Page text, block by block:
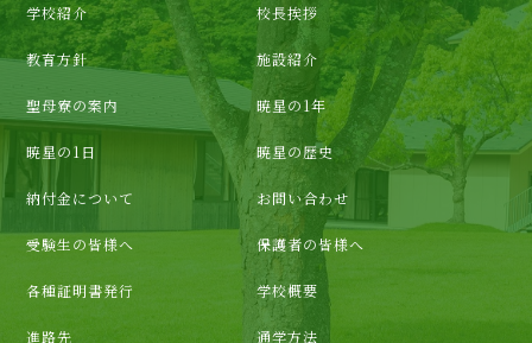
学校紹介 校長挨拶
教育方針 施設紹介
聖母寮の案内 暁星の1年
暁星の1日 暁星の歴史
納付金について お問い合わせ
受験生の皆様へ 保護者の皆様へ
各種証明書発行 学校概要
進路先 通学方法